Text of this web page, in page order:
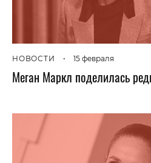
НОВОСТИ • 15 февраля
Меган Маркл поделилась